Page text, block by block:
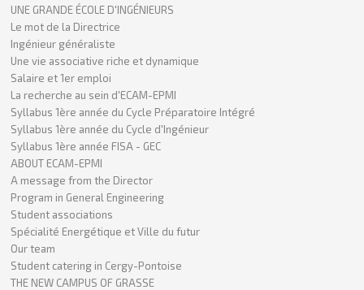
UNE GRANDE ÉCOLE D'INGÉNIEURS
Le mot de la Directrice
Ingénieur généraliste
Une vie associative riche et dynamique
Salaire et 1er emploi
La recherche au sein d'ECAM-EPMI
Syllabus 1ère année du Cycle Préparatoire Intégré
Syllabus 1ère année du Cycle d'Ingénieur
Syllabus 1ère année FISA - GEC
ABOUT ECAM-EPMI
A message from the Director
Program in General Engineering
Student associations
Spécialité Energétique et Ville du futur
Our team
Student catering in Cergy-Pontoise
THE NEW CAMPUS OF GRASSE